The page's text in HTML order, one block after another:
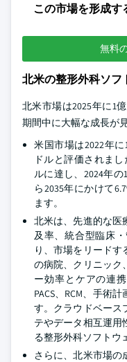
この市場を形成
無料
北米の整形外科ソフ
北米市場は2025年に1
期間中に大幅な成長が
米国市場は2022年に
ドルと評価されまし
ルに達し、2024年
ら2035年にかけて
ます。
北米は、先進的な医
及率、統合型臨床
り、市場をリード
の病院、クリニック
ー効率とケアの連
PACS、RCM、手術
す。クラウドベース
テやデータ相互運用
る整形外科ソフトウ
さらに、北米市場の